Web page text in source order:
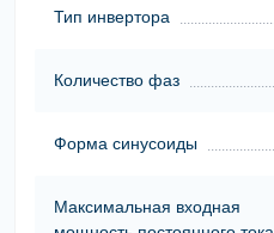
Тип инвертора
Количество фаз
Форма синусоиды
Максимальная входная